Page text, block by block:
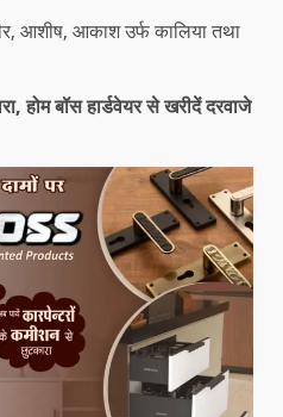
आशीष, आकाश उर्फ कालिया तथा
होम बॉस हार्डवेयर से खरीदें दरवाजे